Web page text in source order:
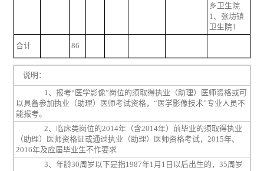
乡卫生院
1、张坊镇
卫生院1
合计 86
说明：
1 、报考“医学影像”岗位的须取得执业（助理）医师资格或可
以具备参加执业（助理）医师考试资格，“医学影像技术”专业人员不
能报考。
2、临床类岗位的2014年（含2014年）前毕业的须取得执业
（助理）医师资格证或通过执业（助理）医师资格考试， 2015年、
2016年及应届毕业生不作要求
3、年龄30周岁以下是指1987年1 月 1 日以后出生的， 35周岁